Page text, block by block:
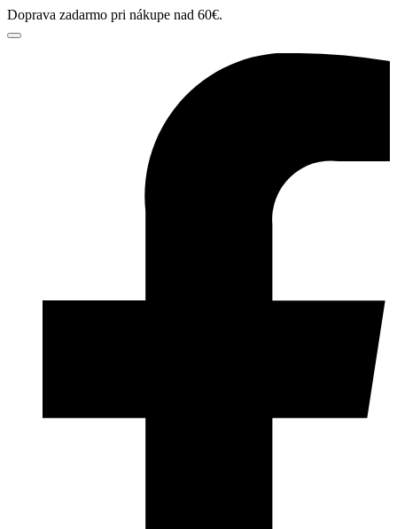
Doprava zadarmo pri nákupe nad 60€.